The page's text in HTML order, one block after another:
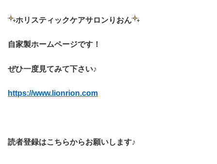
ホリスティックケアサロンりおん
自家製ホームページです！
ぜひ一度見てみて下さい♪
https://www.lionrion.com
読者登録はこちらからお願いします♪